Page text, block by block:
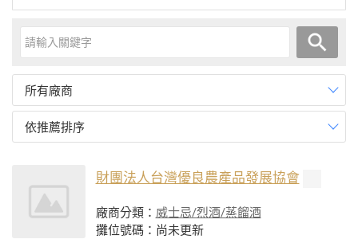
所有廠商
依推薦排序
財團法人台灣優良農產品發展協會
廠商分類： 威士忌/烈酒/蒸餾酒
攤位號碼：尚未更新